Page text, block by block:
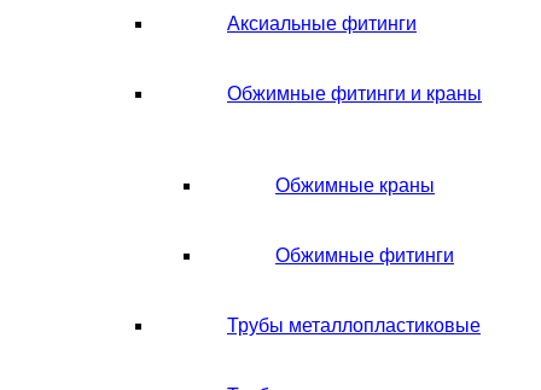
Аксиальные фитинги
Обжимные фитинги и краны
Обжимные краны
Обжимные фитинги
Трубы металлопластиковые